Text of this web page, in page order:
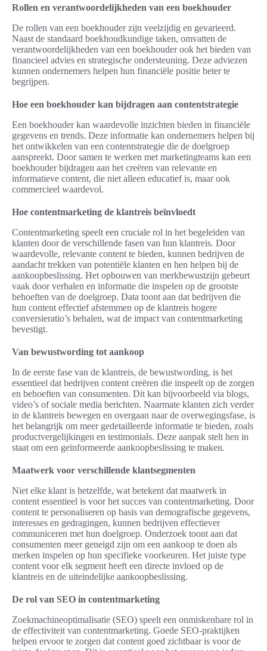
Rollen en verantwoordelijkheden van een boekhouder
De rollen van een boekhouder zijn veelzijdig en gevarieerd.
Naast de standaard boekhoudkundige taken, omvatten de
verantwoordelijkheden van een boekhouder ook het bieden van
financieel advies en strategische ondersteuning. Deze adviezen
kunnen ondernemers helpen hun financiële positie beter te
begrijpen.
Hoe een boekhouder kan bijdragen aan contentstrategie
Een boekhouder kan waardevolle inzichten bieden in financiële
gegevens en trends. Deze informatie kan ondernemers helpen bij
het ontwikkelen van een contentstrategie die de doelgroep
aanspreekt. Door samen te werken met marketingteams kan een
boekhouder bijdragen aan het creëren van relevante en
informatieve content, die niet alleen educatief is, maar ook
commercieel waardevol.
Hoe contentmarketing de klantreis beïnvloedt
Contentmarketing speelt een cruciale rol in het begeleiden van
klanten door de verschillende fasen van hun klantreis. Door
waardevolle, relevante content te bieden, kunnen bedrijven de
aandacht trekken van potentiële klanten en hen helpen bij de
aankoopbeslissing. Het opbouwen van merkbewustzijn gebeurt
vaak door verhalen en informatie die inspelen op de grootste
behoeften van de doelgroep. Data toont aan dat bedrijven die
hun content effectief afstemmen op de klantreis hogere
conversieratio’s behalen, wat de impact van contentmarketing
bevestigt.
Van bewustwording tot aankoop
In de eerste fase van de klantreis, de bewustwording, is het
essentieel dat bedrijven content creëren die inspeelt op de zorgen
en behoeften van consumenten. Dit kan bijvoorbeeld via blogs,
video’s of sociale media berichten. Naarmate klanten zich verder
in de klantreis bewegen en overgaan naar de overwegingsfase, is
het belangrijk om meer gedetailleerde informatie te bieden, zoals
productvergelijkingen en testimonials. Deze aanpak stelt hen in
staat om een geïnformeerde aankoopbeslissing te maken.
Maatwerk voor verschillende klantsegmenten
Niet elke klant is hetzelfde, wat betekent dat maatwerk in
content essentieel is voor het succes van contentmarketing. Door
content te personaliseren op basis van demografische gegevens,
interesses en gedragingen, kunnen bedrijven effectiever
communiceren met hun doelgroep. Onderzoek toont aan dat
consumenten meer geneigd zijn om een aankoop te doen als
merken inspelen op hun specifieke voorkeuren. Het juiste type
content voor elk segment heeft een directe invloed op de
klantreis en de uiteindelijke aankoopbeslissing.
De rol van SEO in contentmarketing
Zoekmachineoptimalisatie (SEO) speelt een onmiskenbare rol in
de effectiviteit van contentmarketing. Goede SEO-praktijken
helpen ervoor te zorgen dat content goed zichtbaar is voor de